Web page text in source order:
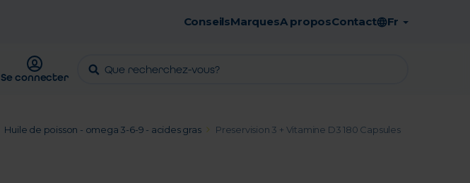
Retrait en pharmacie gratuit
ConseilsMarquesA proposContact Fr
Se connecter
Huile de poisson - omega 3-6-9 - acides gras Preservision 3 + Vitamine D3 180 Capsules